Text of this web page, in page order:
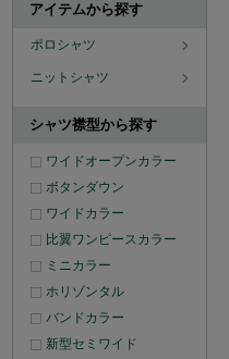
アイテムから探す
ポロシャツ
ニットシャツ
シャツ襟型から探す
ワイドオープンカラー
ボタンダウン
ワイドカラー
比翼ワンピースカラー
ミニカラー
ホリゾンタル
バンドカラー
新型セミワイド